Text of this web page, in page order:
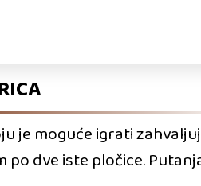
je moguće igrati
po dve iste pločice.